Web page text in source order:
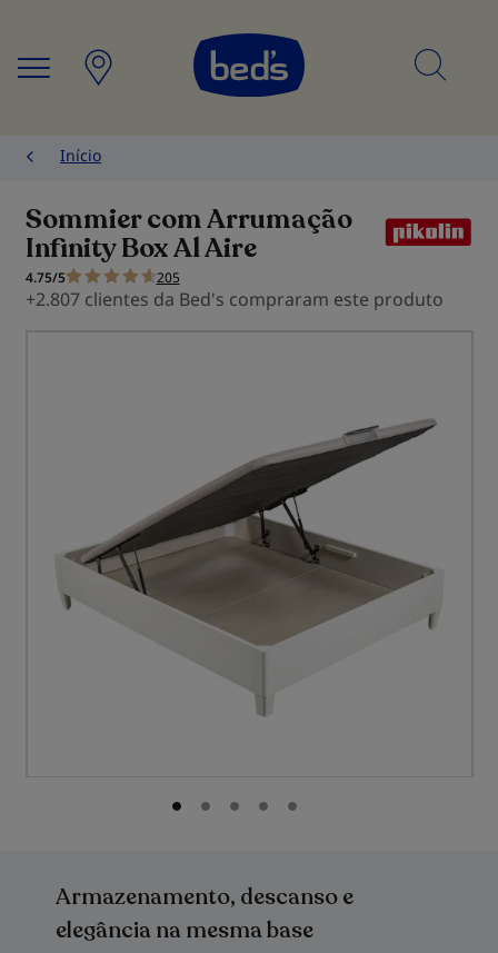
Início
Sommier com Arrumação
Infinity Box Al Aire
4.75/5 205
+2.807 clientes da Bed's compraram este produto
início
Galeria
Armazenamento, descanso e
elegância na mesma base